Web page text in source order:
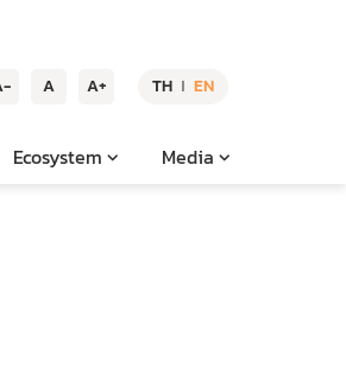
A A+ TH | EN
Ecosystem Media